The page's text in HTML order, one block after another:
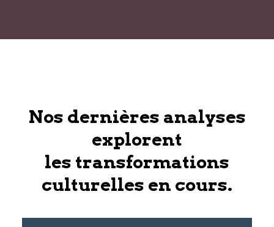
Nos dernières analyses
explorent
les transformations
culturelles en cours.